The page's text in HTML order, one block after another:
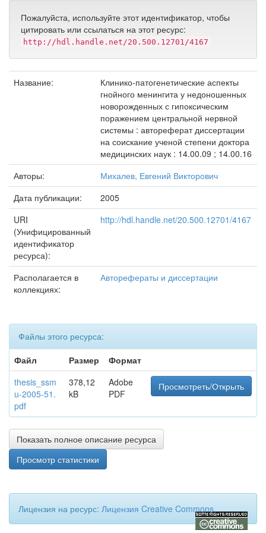
Пожалуйста, используйте этот идентификатор, чтобы
цитировать или ссылаться на этот ресурс:
http://hdl.handle.net/20.500.12701/4167
Название:
Клинико-патогенетические аспекты
гнойного менингита у недоношенных
новорожденных с гипоксическим
поражением центральной нервной
системы : автореферат диссертации
на соискание ученой степени доктора
медицинских наук : 14.00.09 ; 14.00.16
Авторы:
Михалев, Евгений Викторович
Дата публикации:
2005
URI
(Унифицированный
идентификатор
ресурса):
http://hdl.handle.net/20.500.12701/4167
Располагается в
коллекциях:
Авторефераты и диссертации
Файлы этого ресурса:
Файл
Размер
Формат
thesis_ssm
u-2005-51.
pdf
378,12
kB
Adobe
PDF
Просмотреть/Открыть
Показать полное описание ресурса
Просмотр статистики
Лицензия на ресурс: Лицензия Creative Commons